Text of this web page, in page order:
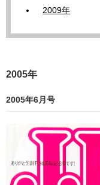
2009年
2005年
2005年6月号